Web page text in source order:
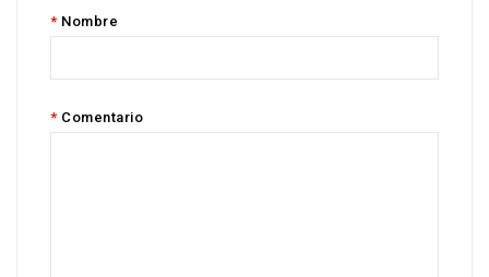
Nombre
Comentario